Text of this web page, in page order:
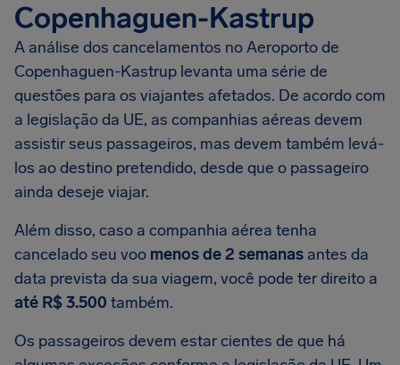
Copenhaguen-Kastrup
A análise dos cancelamentos no Aeroporto de
Copenhaguen-Kastrup levanta uma série de
questões para os viajantes afetados. De acordo com
a legislação da UE, as companhias aéreas devem
assistir seus passageiros, mas devem também levá-
los ao destino pretendido, desde que o passageiro
ainda deseje viajar.
Além disso, caso a companhia aérea tenha
cancelado seu voo menos de 2 semanas antes da
data prevista da sua viagem, você pode ter direito a
até R$ 3.500 também.
Os passageiros devem estar cientes de que há